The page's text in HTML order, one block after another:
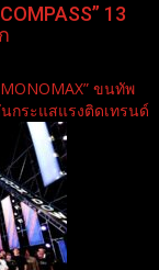
13
ขนทัพ
กระแสแรงติดเทรนด์